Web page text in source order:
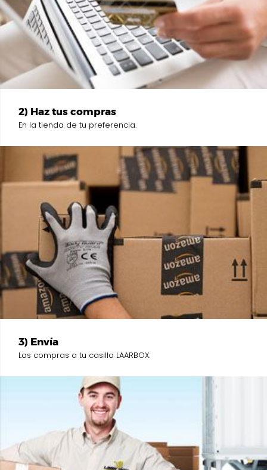
2) Haz tus compras
En la tienda de tu preferencia.
3) Envía
Las compras a tu casilla LAARBOX.